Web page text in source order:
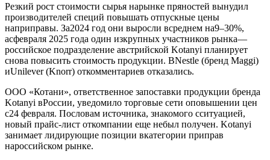
Резкий рост стоимости сырья нарынке пряностей вынудил
производителей специй повышать отпускные цены
наприправы. За2024 год они выросли всреднем на9–30%,
асфевраля 2025 года один изкрупных участников рынка—
российское подразделение австрийской Kotanyi планирует
снова повысить стоимость продукции. ВNestle (бренд Maggi)
иUnilever (Knorr) откомментариев отказались.
ООО «Котани», ответственное запоставки продукции бренда
Kotanyi вРоссии, уведомило торговые сети оповышении цен
с24 февраля. Пословам источника, знакомого сситуацией,
новый прайс-лист откомпании еще небыл получен. Kotanyi
занимает лидирующие позиции вкатегории приправ
нароссийском рынке.